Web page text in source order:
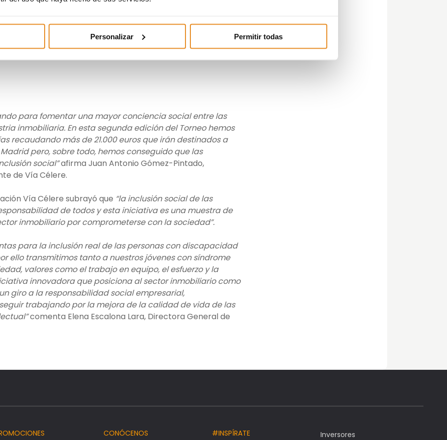
Personalizar Permitir todas
torneo fue Tinsa. Sin embargo, los verdaderos ganadores
de Down y los empleados de las compañías, que
integración y solidaridad.
para fomentar una mayor conciencia social entre las
inmobiliaria. En esta segunda edición del Torneo hemos
recaudando más de 21.000 euros que irán destinados a
pero, sobre todo, hemos conseguido que las
social”afirma Juan Antonio Gómez-Pintado,
de Vía Célere.
Vía Célere subrayó que “la inclusión social de las
de todos y esta iniciativa es una muestra de
inmobiliario por comprometerse con la sociedad”.
para la inclusión real de las personas con discapacidad
ello transmitimos tanto a nuestros jóvenes con síndrome
valores como el trabajo en equipo, el esfuerzo y la
innovadora que posiciona al sector inmobiliario como
giro a la responsabilidad social empresarial,
trabajando por la mejora de la calidad de vida de las
comenta Elena Escalona Lara, Directora General de
CONÓCENOS #INSPÍRATE Inversores